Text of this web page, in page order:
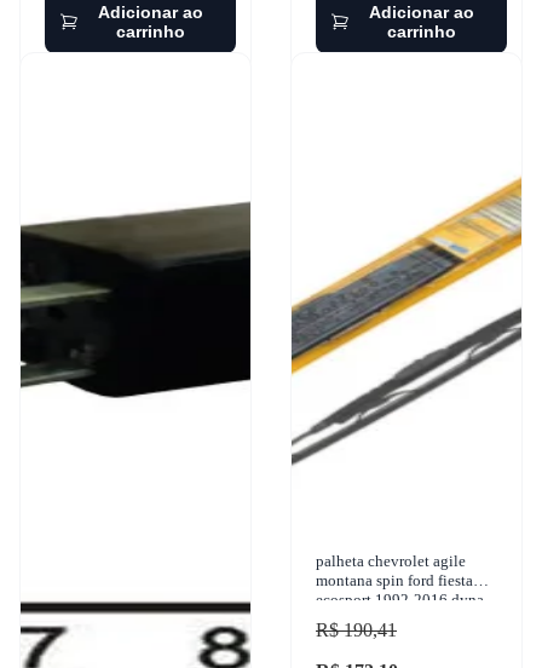
Adicionar ao
carrinho
Adicionar ao
carrinho
palheta chevrolet agile
montana spin ford fiesta
ecosport 1992-2016 dyna -
323
R$ 190,41